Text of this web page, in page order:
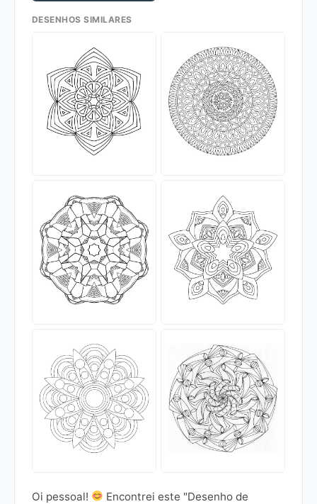
DESENHOS SIMILARES
Oi pessoal!
Encontrei este "Desenho de